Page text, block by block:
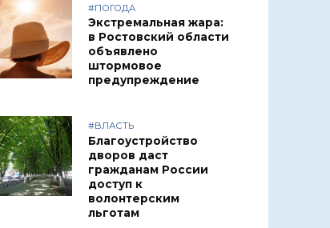
#ПОГОДА
Экстремальная жара:
в Ростовский области
объявлено
штормовое
предупреждение
#ВЛАСТЬ
Благоустройство
дворов даст
гражданам России
доступ к
волонтерским
льготам